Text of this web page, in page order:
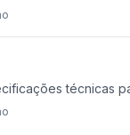
técnicas